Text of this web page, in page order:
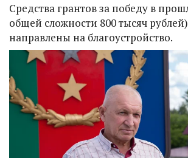
Средства грантов за победу в
общей сложности 800 тысяч
направлены на благоустройство.